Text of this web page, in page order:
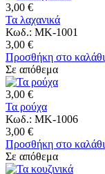
3,00 €
Τα λαχανικά
Κωδ.: MK-1001
3,00 €
Προσθήκη στο καλάθι
Σε απόθεμα
3,00 €
Τα ρούχα
Κωδ.: MK-1006
3,00 €
Προσθήκη στο καλάθι
Σε απόθεμα